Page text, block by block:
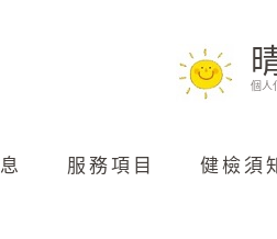
個人
服務項目 健檢須